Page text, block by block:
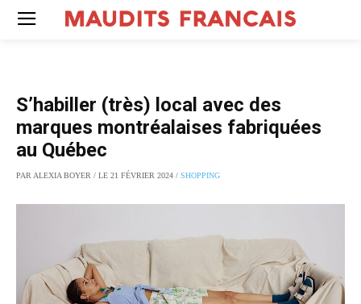
S’habiller (très) local avec des
marques montréalaises fabriquées
au Québec
PAR ALEXIA BOYER / LE 21 FÉVRIER 2024 / SHOPPING